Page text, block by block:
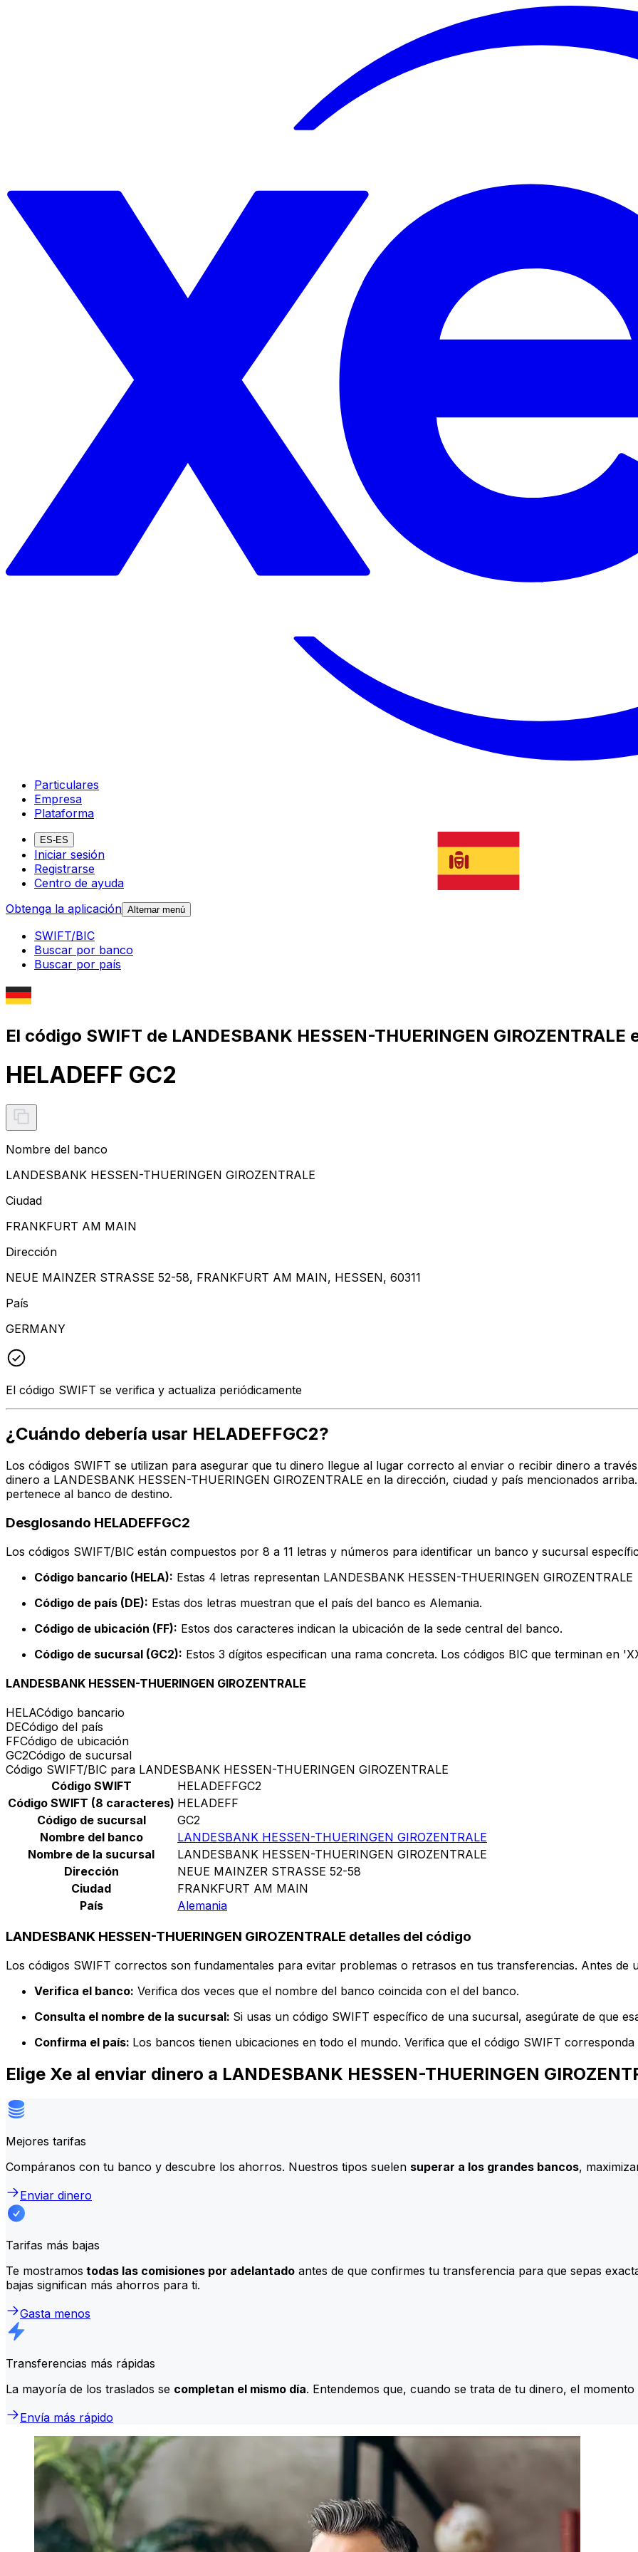
Particulares
Empresa
Plataforma
ES-ES
Iniciar sesión
Registrarse
Centro de ayuda
Obtenga la aplicación Alternar menú
SWIFT/BIC
Buscar por banco
Buscar por país
El código SWIFT de LANDESBANK HESSEN-THUERINGEN GIROZENTRALE
HELADEFF GC2
Nombre del banco
LANDESBANK HESSEN-THUERINGEN GIROZENTRALE
Ciudad
FRANKFURT AM MAIN
Dirección
NEUE MAINZER STRASSE 52-58, FRANKFURT AM MAIN, HESSEN, 60311
País
GERMANY
El código SWIFT se verifica y actualiza periódicamente
¿Cuándo debería usar HELADEFFGC2?
Los códigos SWIFT se utilizan para asegurar que tu dinero llegue al lugar correcto al enviar o recibir dinero a
dinero a LANDESBANK HESSEN-THUERINGEN GIROZENTRALE en la dirección, ciudad y país mencionados
pertenece al banco de destino.
Desglosando HELADEFFGC2
Los códigos SWIFT/BIC están compuestos por 8 a 11 letras y números para identificar un banco y sucursal
Código bancario (HELA): Estas 4 letras representan LANDESBANK HESSEN-THUERINGEN GIROZENTRALE
Código de país (DE): Estas dos letras muestran que el país del banco es Alemania.
Código de ubicación (FF): Estos dos caracteres indican la ubicación de la sede central del banco.
Código de sucursal (GC2): Estos 3 dígitos especifican una rama concreta. Los códigos BIC que terminan en
LANDESBANK HESSEN-THUERINGEN GIROZENTRALE
HELACódigo bancario
DECódigo del país
FFCódigo de ubicación
GC2Código de sucursal
Código SWIFT/BIC para LANDESBANK HESSEN-THUERINGEN GIROZENTRALE
Código SWIFT
HELADEFFGC2
Código SWIFT (8 caracteres) HELADEFF
Código de sucursal
GC2
Nombre del banco
LANDESBANK HESSEN-THUERINGEN GIROZENTRALE
Nombre de la sucursal
LANDESBANK HESSEN-THUERINGEN GIROZENTRALE
Dirección
NEUE MAINZER STRASSE 52-58
Ciudad
FRANKFURT AM MAIN
País
Alemania
LANDESBANK HESSEN-THUERINGEN GIROZENTRALE detalles del código
Los códigos SWIFT correctos son fundamentales para evitar problemas o retrasos en tus transferencias. Antes de
Verifica el banco: Verifica dos veces que el nombre del banco coincida con el del banco.
Consulta el nombre de la sucursal: Si usas un código SWIFT específico de una sucursal, asegúrate de que
Confirma el país: Los bancos tienen ubicaciones en todo el mundo. Verifica que el código SWIFT
Elige Xe al enviar dinero a LANDESBANK HESSEN-THUERINGEN
Mejores tarifas
Compáranos con tu banco y descubre los ahorros. Nuestros tipos suelen superar a los grandes bancos,
Enviar dinero
Tarifas más bajas
Te mostramos todas las comisiones por adelantado antes de que confirmes tu transferencia para que sepas
bajas significan más ahorros para ti.
Gasta menos
Transferencias más rápidas
La mayoría de los traslados se completan el mismo día. Entendemos que, cuando se trata de tu dinero, el
Envía más rápido